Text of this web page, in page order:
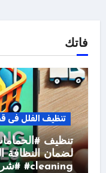
فاتك
تنظيف الفلل فى
تنظيف
#cleaning #شركه #تنظيف